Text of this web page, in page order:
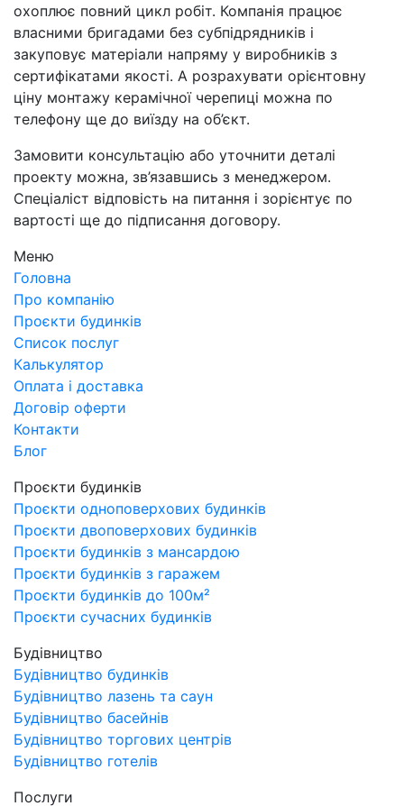
охоплює повний цикл робіт. Компанія працює
власними бригадами без субпідрядників і
закуповує матеріали напряму у виробників з
сертифікатами якості. А розрахувати орієнтовну
ціну монтажу керамічної черепиці можна по
телефону ще до виїзду на об’єкт.
Замовити консультацію або уточнити деталі
проекту можна, зв’язавшись з менеджером.
Спеціаліст відповість на питання і зорієнтує по
вартості ще до підписання договору.
Меню
Головна
Про компанію
Проєкти будинків
Список послуг
Калькулятор
Оплата і доставка
Договір оферти
Контакти
Блог
Проєкти будинків
Проєкти одноповерхових будинків
Проєкти двоповерхових будинків
Проєкти будинків з мансардою
Проєкти будинків з гаражем
Проєкти будинків до 100м²
Проєкти сучасних будинків
Будівництво
Будівництво будинків
Будівництво лазень та саун
Будівництво басейнів
Будівництво торгових центрів
Будівництво готелів
Послуги